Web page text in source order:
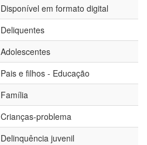
Disponível em formato digital
Deliquentes
Adolescentes
Pais e filhos - Educação
Família
Crianças-problema
Delinquência juvenil